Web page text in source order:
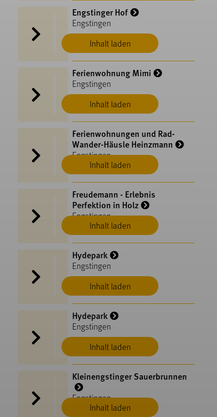
Inhalt laden
Engstinger Hof
Engstingen
Inhalt laden
Ferienwohnung Mimi
Engstingen
Inhalt laden
Ferienwohnungen und Rad-
Wander-Häusle Heinzmann
Engstingen
Inhalt laden
Freudemann - Erlebnis
Perfektion in Holz
Engstingen
Inhalt laden
Hydepark
Engstingen
Inhalt laden
Hydepark
Engstingen
Inhalt laden
Kleinengstinger Sauerbrunnen
Engstingen